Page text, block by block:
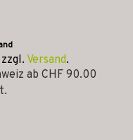
Versand.
ab CHF 90.00